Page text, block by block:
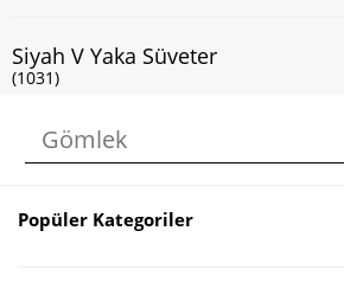
Siyah V Yaka Süveter
(1031)
Kapıda Nakit veya Kart ile Ödeme İmkanı
Popüler Kategoriler